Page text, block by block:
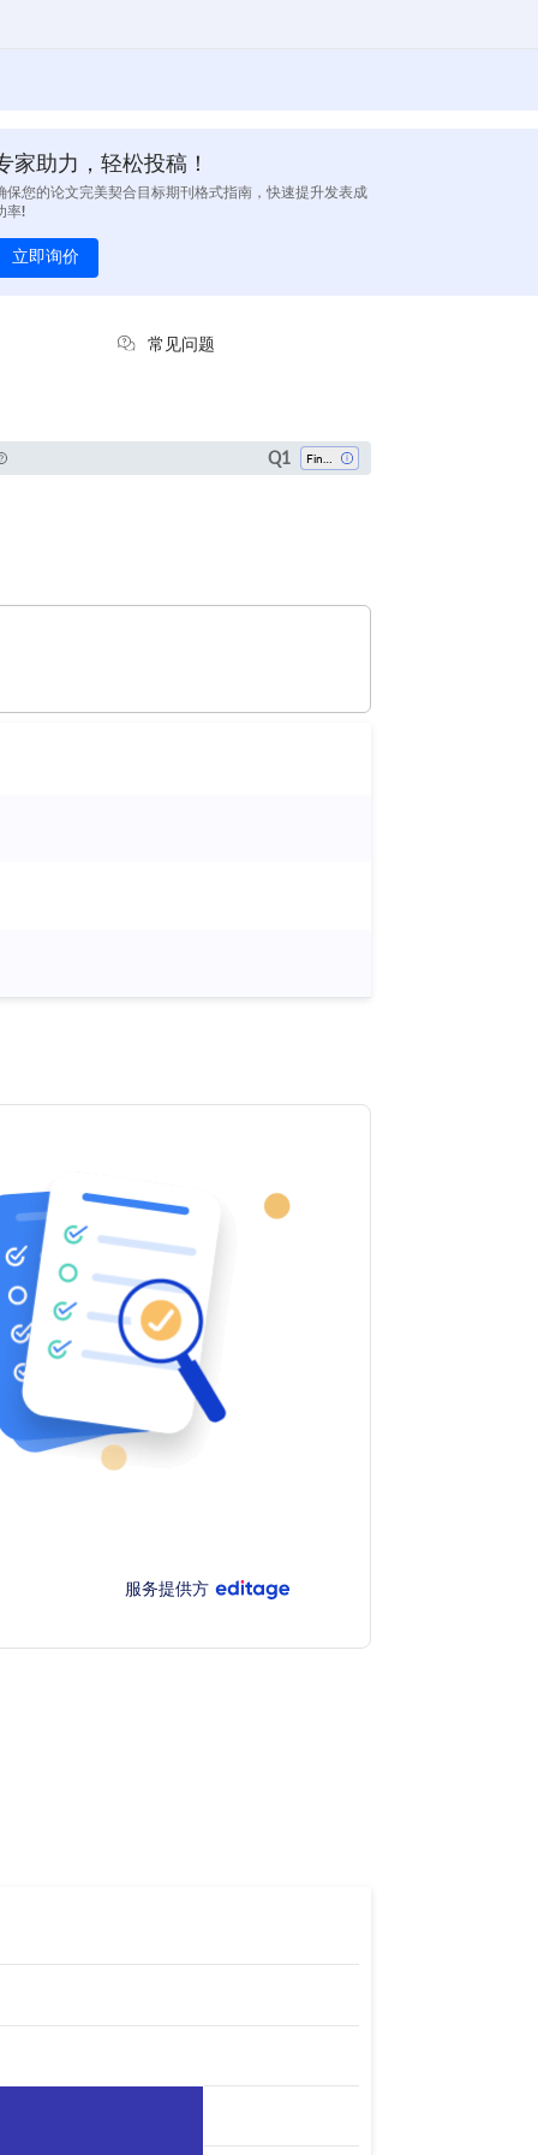
家助力，轻松投稿！
保您的论文完美契合目标期刊格式指南，快速提升发表成
率!
立即询价
常见问题
Q1
服务提供方